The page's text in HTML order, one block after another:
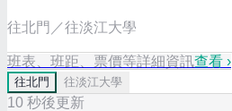
往北門／往淡江大學
班表、班距、票價等詳細資訊查看 ›
往北門 往淡江大學
10 秒後更新